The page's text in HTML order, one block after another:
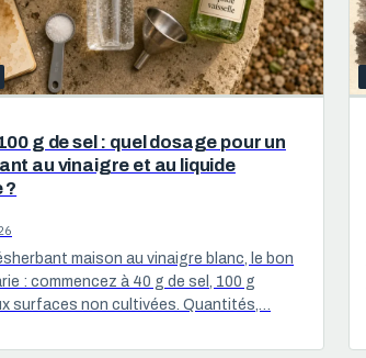
g de sel : quel dosage pour un
au vinaigre et au liquide
?
maison au vinaigre blanc, le bon
: commencez à 40 g de sel, 100 g
surfaces non cultivées. Quantités,…